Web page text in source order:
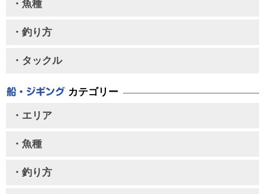
・魚種
・釣り方
・タックル
カテゴリー
・エリア
・魚種
・釣り方